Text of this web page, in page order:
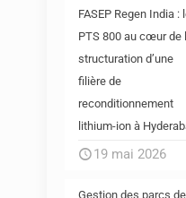
FASEP Regen India :
PTS 800 au cœur de
structuration d’une
filière de
reconditionnement
lithium-ion à
19 mai 2026
Gestion des parcs de